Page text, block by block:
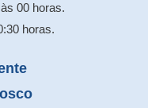
00 horas.
horas.